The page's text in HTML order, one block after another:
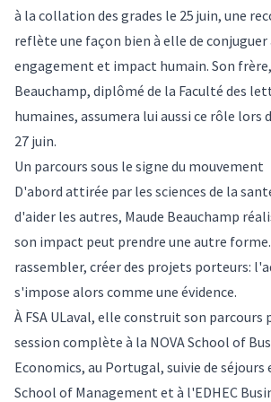
à la collation des grades le 25 juin, une
reflète une façon bien à elle de
engagement et impact humain. Son frère,
Beauchamp, diplômé de la Faculté des
humaines, assumera lui aussi ce rôle lors
27 juin.
Un parcours sous le signe du mouvement
D'abord attirée par les sciences de la
d'aider les autres, Maude Beauchamp
son impact peut prendre une autre
rassembler, créer des projets porteurs:
s'impose alors comme une évidence.
À FSA ULaval, elle construit son parcours
session complète à la NOVA School of
Economics, au Portugal, suivie de séjours
School of Management et à l'EDHEC